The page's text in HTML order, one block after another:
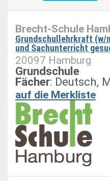
Brecht-Schule
Grundschullehrkraft (w/
und Sachunterricht
20097 Hamburg
Grundschule
Fächer: Deutsch,
auf die Merkliste